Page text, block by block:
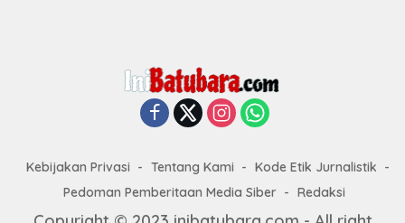
Kebijakan Privasi Tentang Kami
Kode Etik Jurnalistik
Pedoman Pemberitaan Media Siber
Redaksi